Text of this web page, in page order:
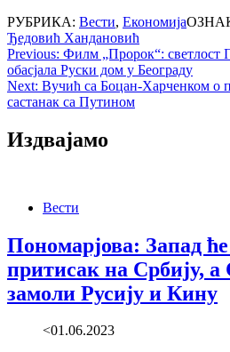
РУБРИКА: Вести, Економија
Ђедовић Хандановић
Post
navigation
Previous: Филм „Пророк“: светлост
обасјала Руски дом у Београду
Next: Вучић са Боцан-Харченком о
састанак са Путином
Издвајамо
Вести
Пономарјова: Запад ће
притисак на Србију, а
замоли Русију и Кину
<01.06.2023